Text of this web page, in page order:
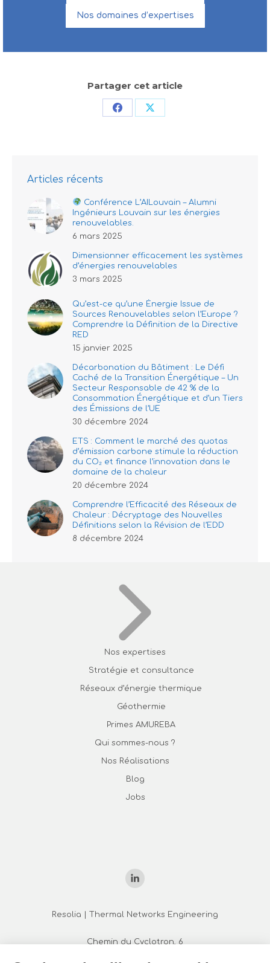
Nos domaines d’expertises
Partager cet article
PartagerPartager
Articles récents
Conférence L’AILouvain – Alumni
Ingénieurs Louvain sur les énergies
renouvelables.
6 mars 2025
Dimensionner efficacement les systèmes
d’énergies renouvelables
3 mars 2025
Qu’est-ce qu’une Énergie Issue de
Sources Renouvelables selon l’Europe ?
Comprendre la Définition de la Directive
RED
15 janvier 2025
Décarbonation du Bâtiment : Le Défi
Caché de la Transition Énergétique – Un
Secteur Responsable de 42 % de la
Consommation Énergétique et d’un Tiers
des Émissions de l’UE
30 décembre 2024
ETS : Comment le marché des quotas
d’émission carbone stimule la réduction
du CO₂ et finance l’innovation dans le
domaine de la chaleur
20 décembre 2024
Comprendre l’Efficacité des Réseaux de
Chaleur : Décryptage des Nouvelles
Définitions selon la Révision de l’EDD
8 décembre 2024
Nos expertises
Stratégie et consultance
Réseaux d’énergie thermique
Géothermie
Primes AMUREBA
Qui sommes-nous ?
Nos Réalisations
Blog
Jobs
La
s'ouvre
Resolia | Thermal Networks Engineering
Chemin du Cyclotron, 6